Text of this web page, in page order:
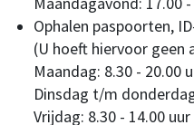
Ophalen paspoorten,
(U hoeft hiervoor geen
Maandag: 8.30 - 20.00
Dinsdag t/m
Vrijdag: 8.30 - 14.00 uur